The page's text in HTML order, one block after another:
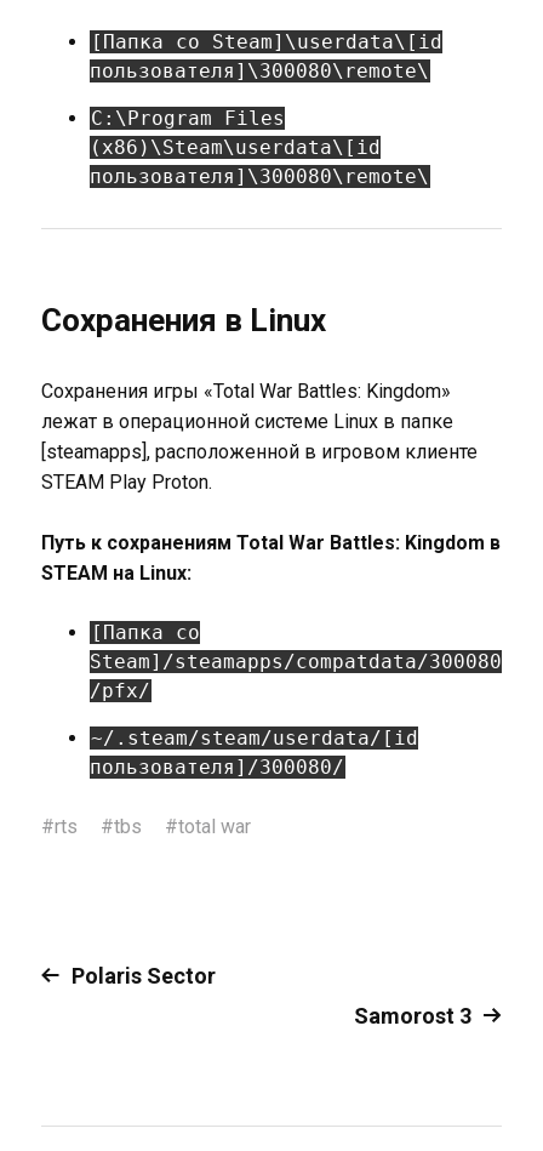
[Папка со Steam]\userdata\[id
пользователя]\300080\remote\
C:\Program Files
(x86)\Steam\userdata\[id
пользователя]\300080\remote\
Сохранения в Linux
Сохранения игры «Total War Battles: Kingdom»
лежат в операционной системе Linux в папке
[steamapps], расположенной в игровом клиенте
STEAM Play Proton.
Путь к сохранениям Total War Battles: Kingdom в
STEAM на Linux:
[Папка со
Steam]/steamapps/compatdata/300080
/pfx/
~/.steam/steam/userdata/[id
пользователя]/300080/
#rts #tbs #total war
Polaris Sector
Samorost 3